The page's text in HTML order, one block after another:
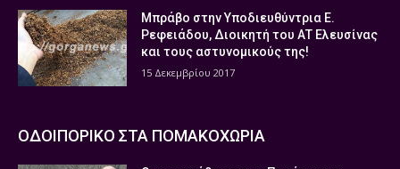
Μπράβο στην Υποδιευθύντρια Ε.
Ρεφειάδου, Διοικητή του ΑΤ Ελευσίνας
και τους αστυνομικούς της!
15 Δεκεμβρίου 2017
ΟΔΟΙΠΟΡΙΚΟ ΣΤΑ ΠΟΜΑΚΟΧΩΡΙΑ